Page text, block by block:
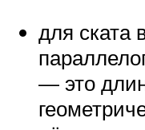
для ската
— это